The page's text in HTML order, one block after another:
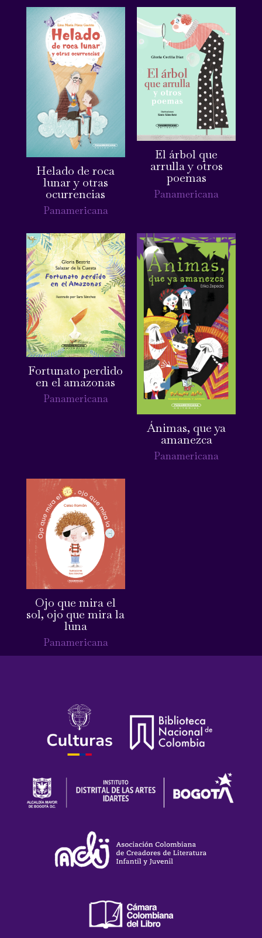
Helado de roca
lunar y otras
ocurrencias
Panamericana
El árbol que
arrulla y otros
poemas
Panamericana
Fortunato perdido
en el amazonas
Panamericana
Ánimas, que ya
amanezca
Panamericana
Ojo que mira el
sol, ojo que mira la
luna
Panamericana